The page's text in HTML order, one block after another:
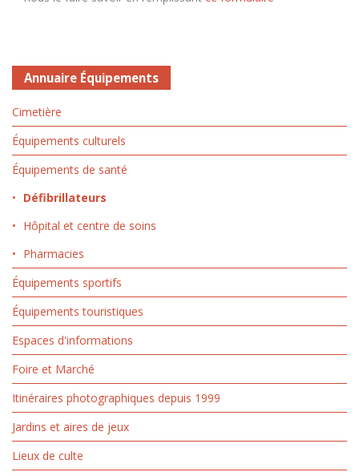
Annuaire Équipements
Cimetière
Équipements culturels
Équipements de santé
Défibrillateurs
Hôpital et centre de soins
Pharmacies
Équipements sportifs
Équipements touristiques
Espaces d'informations
Foire et Marché
Itinéraires photographiques depuis 1999
Jardins et aires de jeux
Lieux de culte